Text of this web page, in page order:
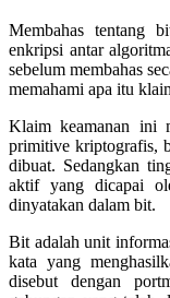
Membahas tentang
enkripsi antar
sebelum membahas
memahami apa itu
Klaim keamanan ini
primitive kriptografis,
dibuat. Sedangkan
aktif yang dicapai
dinyatakan dalam bit.
Bit adalah unit
kata yang
disebut dengan